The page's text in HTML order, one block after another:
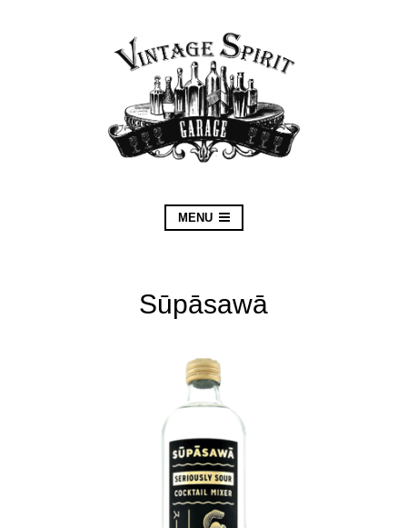
MENU
Sūpāsawā